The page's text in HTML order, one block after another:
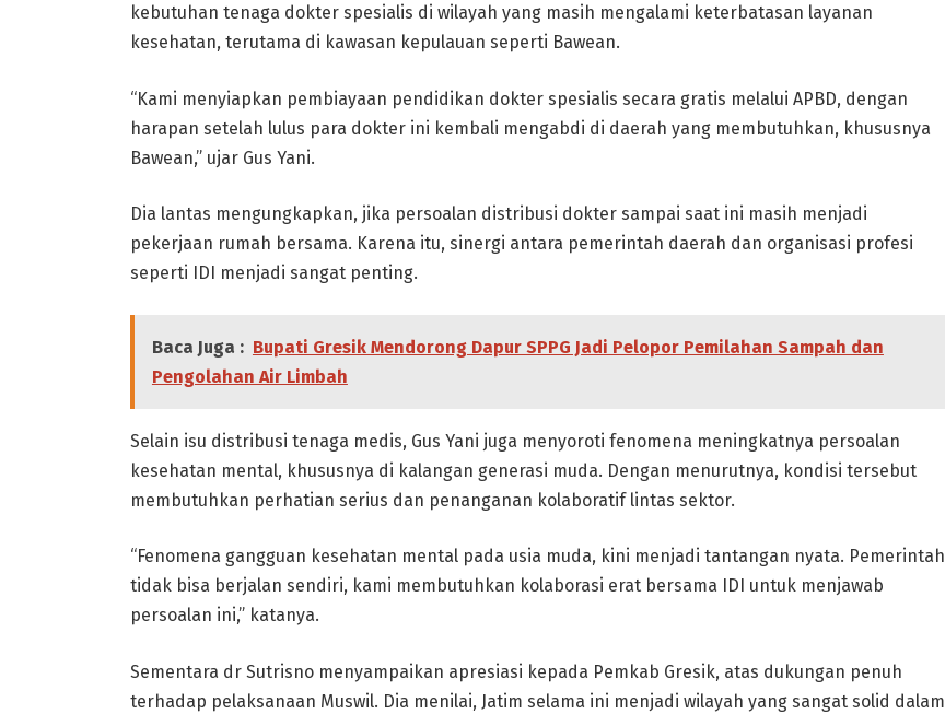
kebutuhan tenaga dokter spesialis di wilayah yang masih mengalami keterbatasan layanan
kesehatan, terutama di kawasan kepulauan seperti Bawean.
“Kami menyiapkan pembiayaan pendidikan dokter spesialis secara gratis melalui APBD, dengan
harapan setelah lulus para dokter ini kembali mengabdi di daerah yang membutuhkan, khususnya
Bawean,” ujar Gus Yani.
Dia lantas mengungkapkan, jika persoalan distribusi dokter sampai saat ini masih menjadi
pekerjaan rumah bersama. Karena itu, sinergi antara pemerintah daerah dan organisasi profesi
seperti IDI menjadi sangat penting.
Baca Juga : Bupati Gresik Mendorong Dapur SPPG Jadi Pelopor Pemilahan Sampah dan
Pengolahan Air Limbah
Selain isu distribusi tenaga medis, Gus Yani juga menyoroti fenomena meningkatnya persoalan
kesehatan mental, khususnya di kalangan generasi muda. Dengan menurutnya, kondisi tersebut
membutuhkan perhatian serius dan penanganan kolaboratif lintas sektor.
“Fenomena gangguan kesehatan mental pada usia muda, kini menjadi tantangan nyata. Pemerintah
tidak bisa berjalan sendiri, kami membutuhkan kolaborasi erat bersama IDI untuk menjawab
persoalan ini,” katanya.
Sementara dr Sutrisno menyampaikan apresiasi kepada Pemkab Gresik, atas dukungan penuh
terhadap pelaksanaan Muswil. Dia menilai, Jatim selama ini menjadi wilayah yang sangat solid dalam